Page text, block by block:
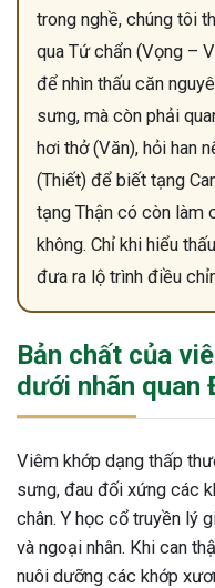
trong nghề, chúng tôi
qua Tứ chẩn (Vọng –
để nhìn thấu căn
sưng, mà còn phải
hơi thở (Văn), hỏi han
(Thiết) để biết tạng
tạng Thận có còn làm
không. Chỉ khi hiểu
đưa ra lộ trình điều
Bản chất của
dưới nhãn quan
Viêm khớp dạng thấp
sưng, đau đối xứng các
chân. Y học cổ truyền lý
và ngoại nhân. Khi can
nuôi dưỡng các khớp